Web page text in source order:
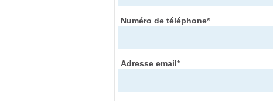
Numéro de téléphone*
Adresse email*